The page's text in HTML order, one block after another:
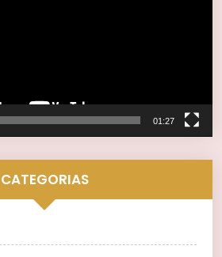
01:27
CATEGORIAS